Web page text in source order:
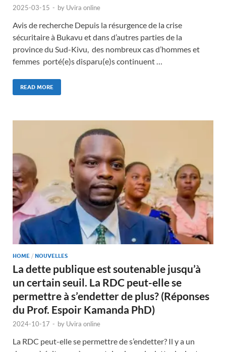
2025-03-15 - by Uvira online
Avis de recherche Depuis la résurgence de la crise
sécuritaire à Bukavu et dans d’autres parties de la
province du Sud-Kivu, des nombreux cas d’hommes et
femmes porté(e)s disparu(e)s continuent …
READ MORE
HOME / NOUVELLES
La dette publique est soutenable jusqu’à
un certain seuil. La RDC peut-elle se
permettre à s’endetter de plus? (Réponses
du Prof. Espoir Kamanda PhD)
2024-10-17 - by Uvira online
La RDC peut-elle se permettre de s’endetter? Il y a un